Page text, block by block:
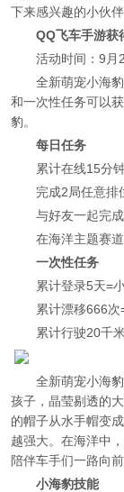
下来感兴趣的小伙
QQ飞车手游获
活动时间：9月
全新萌宠小海
和一次性任务可以
豹。
每日任务
累计在线15分
完成2局任意排
与好友一起完
在海洋主题赛
一次性任务
累计登录5天=
累计漂移666次
累计行驶20千
全新萌宠小海
孩子，晶莹剔透的
的帽子从水手帽变
越强大。在海洋中
陪伴车手们一路向
小海豹技能